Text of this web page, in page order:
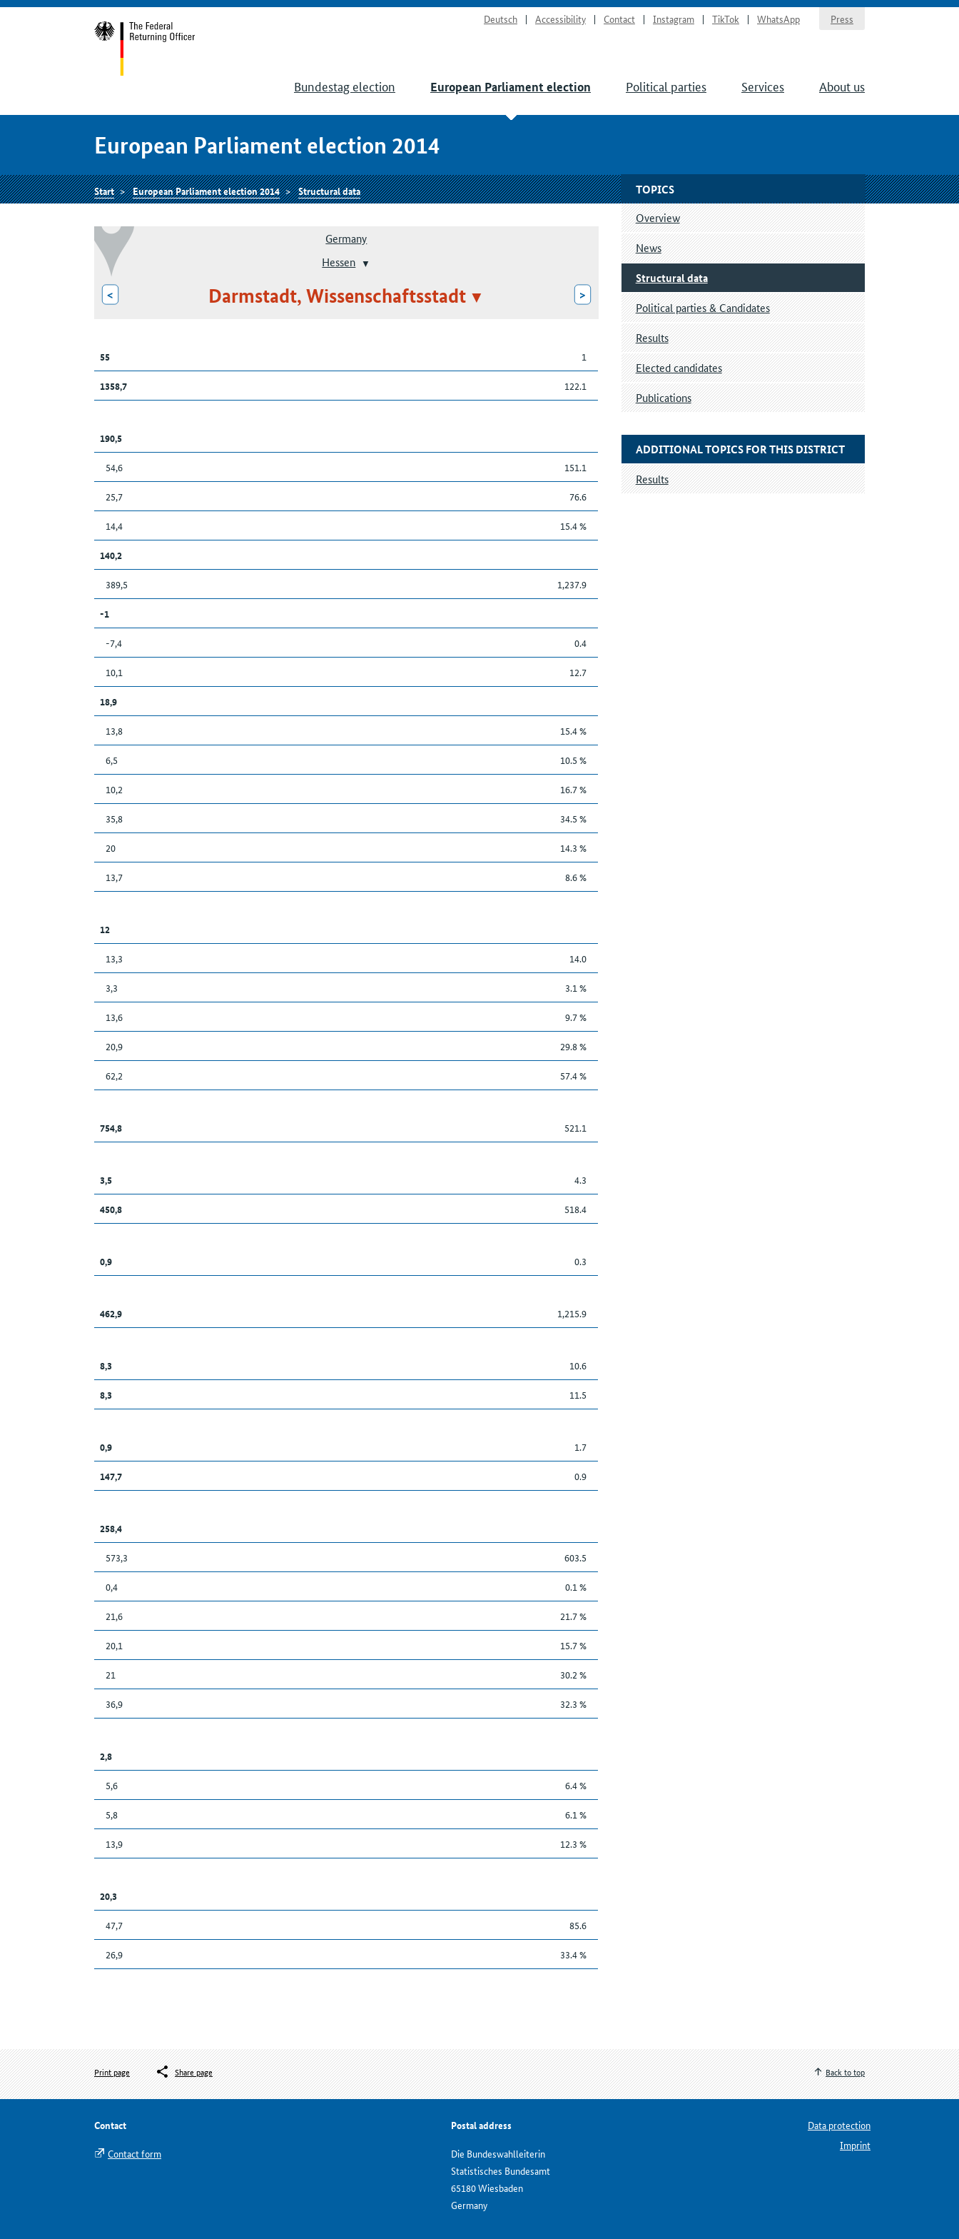
Deutsch Accessibility Contact Instagram TikTok WhatsApp Press
Bundestag election European Parliament election Political parties Services About us
European Parliament election 2014
Start European Parliament election 2014 Structural data
Germany
Hessen
< Darmstadt, Wissenschaftsstadt >
55 1
1358,7 122.1
190,5
54,6 151.1
25,7 76.6
14,4 15.4 %
140,2
389,5 1,237.9
-1
-7,4 0.4
10,1 12.7
18,9
13,8 15.4 %
6,5 10.5 %
10,2 16.7 %
35,8 34.5 %
20 14.3 %
13,7 8.6 %
12
13,3 14.0
3,3 3.1 %
13,6 9.7 %
20,9 29.8 %
62,2 57.4 %
754,8 521.1
3,5 4.3
450,8 518.4
0,9 0.3
462,9 1,215.9
8,3 10.6
8,3 11.5
0,9 1.7
147,7 0.9
258,4
573,3 603.5
0,4 0.1 %
21,6 21.7 %
20,1 15.7 %
21 30.2 %
36,9 32.3 %
2,8
5,6 6.4 %
5,8 6.1 %
13,9 12.3 %
20,3
47,7 85.6
26,9 33.4 %
TOPICS
Overview
News
Structural data
Political parties & Candidates
Results
Elected candidates
Publications
ADDITIONAL TOPICS FOR THIS DISTRICT
Results
Print page Share page Back to top
Contact
Contact form
Postal address
Die Bundeswahlleiterin
Statistisches Bundesamt
65180 Wiesbaden
Germany
Data protection
Imprint